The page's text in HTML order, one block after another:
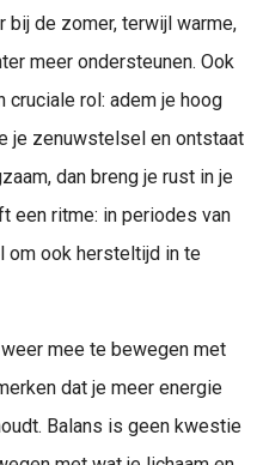
de zomer, terwijl warme,
meer ondersteunen. Ook
cruciale rol: adem je hoog
je zenuwstelsel en ontstaat
dan breng je rust in je
een ritme: in periodes van
ook hersteltijd in te
mee te bewegen met
dat je meer energie
Balans is geen kwestie